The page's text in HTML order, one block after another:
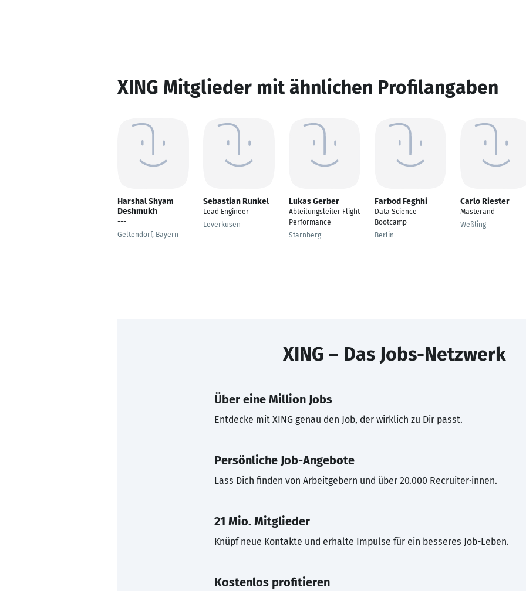
XING Mitglieder mit ähnlichen Profilangaben
Harshal Shyam
Deshmukh
---
Geltendorf, Bayern
Sebastian Runkel
Lead Engineer
Leverkusen
Lukas Gerber
Abteilungsleiter Flight
Performance
Starnberg
Farbod Feghhi
Data Science
Bootcamp
Berlin
Carlo Riester
Masterand
Weßling
XING – Das Jobs-Netzwerk
Über eine Million Jobs
Entdecke mit XING genau den Job, der wirklich zu Dir passt.
Persönliche Job-Angebote
Lass Dich finden von Arbeitgebern und über 20.000 Recruiter·innen.
21 Mio. Mitglieder
Knüpf neue Kontakte und erhalte Impulse für ein besseres Job-Leben.
Kostenlos profitieren